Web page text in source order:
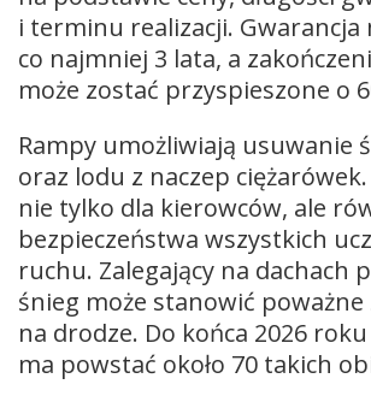
i terminu realizacji. Gwarancja
co najmniej 3 lata, a
może zostać przyspieszone o
Rampy umożliwiają usuwanie
oraz lodu z naczep
nie tylko dla kierowców, ale
bezpieczeństwa wszystkich
ruchu. Zalegający na dachach
śnieg może stanowić poważne
na drodze. Do końca 2026
ma powstać około 70 takich